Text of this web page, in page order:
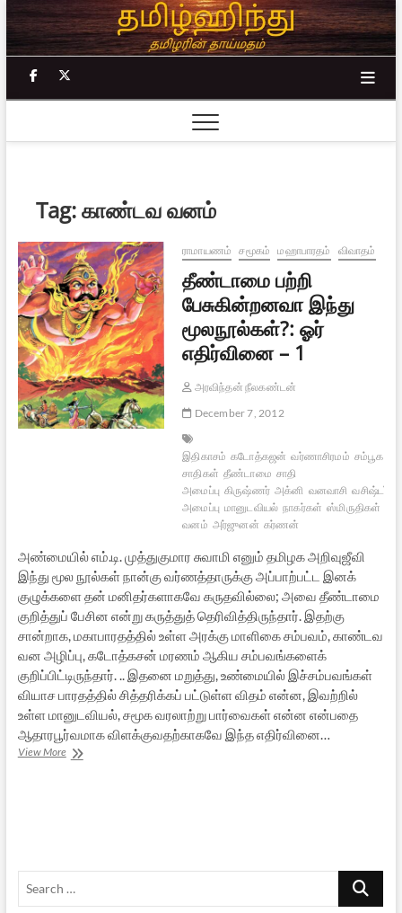
Skip
to
content
facebook
Tag:காண்டவ வனம்
ராமாயணம் சமூகம் மஹாபாரதம் விவாதம்
தீண்டாமை பற்றி
பேசுகின்றனவா இந்து
மூலநூல்கள்?: ஓர்
எதிர்வினை – 1
அரவிந்தன் நீலகண்டன்
December 7, 2012
இதிகாசம் கடோத்கஜன் வர்ணாசிரமம் சம்பூகன்
சாதிகள் தீண்டாமை சாதி
அமைப்பு கிருஷ்ணர் அக்னி வனவாசி வசிஷ்டர்
அமைப்பு மானுடவியல் நாகர்கள் ஸ்மிருதிகள்
வனம் அர்ஜுனன் கர்ணன்
அண்மையில் எம்.டி. முத்துகுமார சுவாமி எனும் தமிழக அறிவுஜீவி
இந்து மூல நூல்கள் நான்கு வர்ணத்தாருக்கு அப்பாற்பட்ட இனக்
குழுக்களை தன் மனிதர்களாகவே கருதவில்லை; அவை தீண்டாமை
குறித்துப் பேசின என்று கருத்துத் தெரிவித்திருந்தார். இதற்கு
சான்றாக, மகாபாரதத்தில் உள்ள அரக்கு மாளிகை சம்பவம், காண்டவ
வன அழிப்பு, கடோத்கசன் மரணம் ஆகிய சம்பவங்களைக்
குறிப்பிட்டிருந்தார். .. இதனை மறுத்து, உண்மையில் இச்சம்பவங்கள்
வியாச பாரதத்தில் சித்தரிக்கப் பட்டுள்ள விதம் என்ன, இவற்றில்
உள்ள மானுடவியல், சமூக வரலாற்று பார்வைகள் என்ன என்பதை
ஆதாரபூர்வமாக விளக்குவதற்காகவே இந்த எதிர்வினை…
View Moreதீண்டாமை
Search